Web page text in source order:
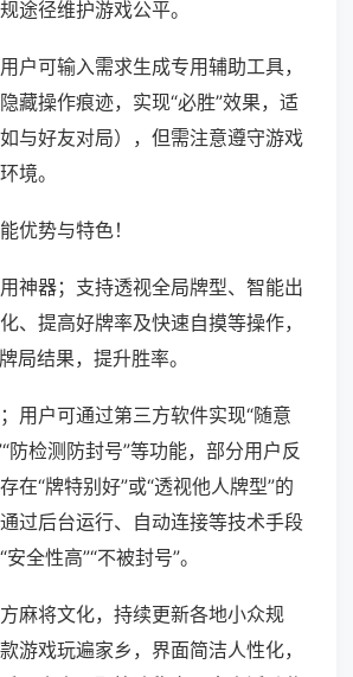
途径维护游戏公平。
户可输入需求生成专用辅助工具，
藏操作痕迹，实现“必胜”效果，适
与好友对局），但需注意遵守游戏
境。
优势与特色！
神器；支持透视全局牌型、智能出
、提高好牌率及快速自摸等操作，
局结果，提升胜率。
用户可通过第三方软件实现“随意
防检测防封号”等功能，部分用户反
在“牌特别好”或“透视他人牌型”的
过后台运行、自动连接等技术手段
全性高”“不被封号”。
麻将文化，持续更新各地小众规
游戏玩遍家乡，界面简洁人性化，